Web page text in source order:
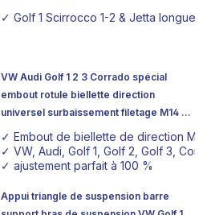
✓ Golf 1 Scirrocco 1-2 & Jetta longue
VW Audi Golf 1 2 3 Corrado spécial
embout rotule biellette direction
universel surbaissement filetage M14 x
1,5
✓ Embout de biellette de direction
✓ VW, Audi, Golf 1, Golf 2, Golf 3,
✓ ajustement parfait à 100 %
Appui triangle de suspension barre